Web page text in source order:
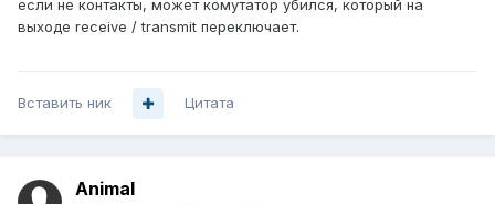
если не контакты, может комутатор убился, который на
выходе receive / transmit переключает.
Вставить ник Цитата
Animal